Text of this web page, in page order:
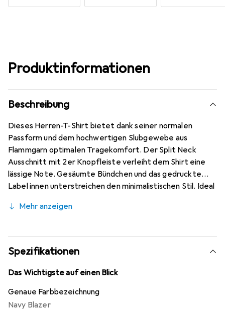
Produktinformationen
Beschreibung
Dieses Herren-T-Shirt bietet dank seiner normalen
Passform und dem hochwertigen Slubgewebe aus
Flammgarn optimalen Tragekomfort. Der Split Neck
Ausschnitt mit 2er Knopfleiste verleiht dem Shirt eine
lässige Note. Gesäumte Bündchen und das gedruckte
Label innen unterstreichen den minimalistischen Stil. Ideal
modischem Design.
Mehr anzeigen
Spezifikationen
Das Wichtigste auf einen Blick
Genaue Farbbezeichnung
Navy Blazer